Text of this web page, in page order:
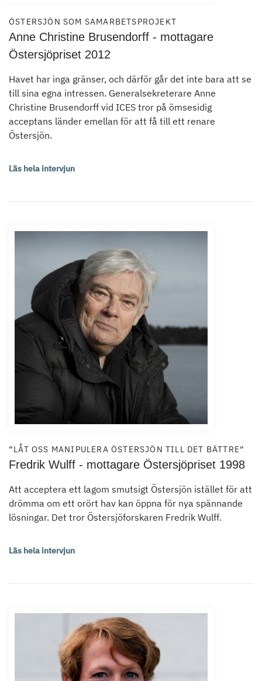
ÖSTERSJÖN SOM SAMARBETSPROJEKT
Anne Christine Brusendorff - mottagare
Östersjöpriset 2012
Havet har inga gränser, och därför går det inte bara att se
till sina egna intressen. Generalsekreterare Anne
Christine Brusendorff vid ICES tror på ömsesidig
acceptans länder emellan för att få till ett renare
Östersjön.
Läs hela intervjun
”LÅT OSS MANIPULERA ÖSTERSJÖN TILL DET BÄTTRE”
Fredrik Wulff - mottagare Östersjöpriset 1998
Att acceptera ett lagom smutsigt Östersjön istället för att
drömma om ett orört hav kan öppna för nya spännande
lösningar. Det tror Östersjöforskaren Fredrik Wulff.
Läs hela intervjun